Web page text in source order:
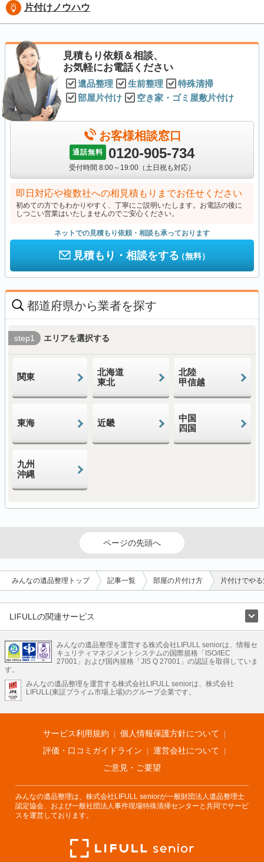
片付けノウハウ
見積もり依頼＆相談、
お気軽にお電話ください
遺品整理 生前整理
特殊清掃
部屋片付け
空き家・ゴミ屋敷片付け
お客様相談窓口
通話無料 0120-905-734
受付時間 8:00～19:00（土日祝も対応）
即日対応や複数社への相見積もりまでお任せください
初めての方でもわかりやすく、丁寧にご説明いたします。お電話の後に
しつこい営業はいたしませんのでご安心ください。
ネットでの見積もり依頼・相談も承っております
見積もり・相談をする（無料）
都道府県から業者を探す
step1 エリアを選択する
関東
北海道
東北
北陸
甲信越
東海 近畿
中国
四国
九州
沖縄
ページの先頭へ
みんなの遺品整理トップ 記事一覧 部屋の片付け方 片付けでや
LIFULLの関連サービス
不動産・住宅
引越し 老人ホーム 地方創生
ママの就労支援
不動産クラウドファンディング 遺品整理 老後の暮らし情報
LIFULL HOME'Sのサービス
不動産・住宅
不動産査定 マンション専門売却査定 不動産投資 アドバイザー
不動産アーカイブ
空き家バンク 家賃相場 不動産会社
不動産用語集 住まいのお役立ち情報
LIFULL HOME'S PRESS
不動産転職
みんなの遺品整理を運営する株式会社LIFULL seniorは、情報セ
キュリティマネジメントシステムの国際規格「ISO/IEC
27001」および国内規格「JIS Q 27001」の認証を取得していま
す。
みんなの遺品整理を運営する株式会社LIFULL seniorは、株式会社
LIFULL(東証プライム市場上場)のグループ企業です。
サービス利用規約
個人情報保護方針について
評価・口コミガイドライン
運営会社について
ご意見・ご要望
みんなの遺品整理は、株式会社LIFULL seniorが一般財団法人遺品整理士
認定協会、および一般社団法人事件現場特殊清掃センターと共同でサービ
スを運営しております。